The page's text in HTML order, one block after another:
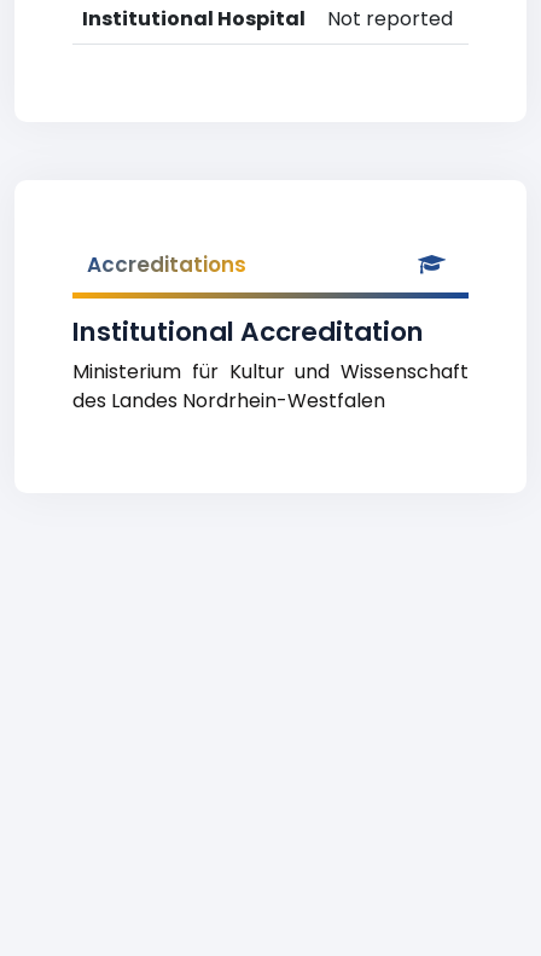
Institutional Hospital
Not reported
Accreditations
Institutional Accreditation
Ministerium für Kultur und Wissenschaft
des Landes Nordrhein-Westfalen